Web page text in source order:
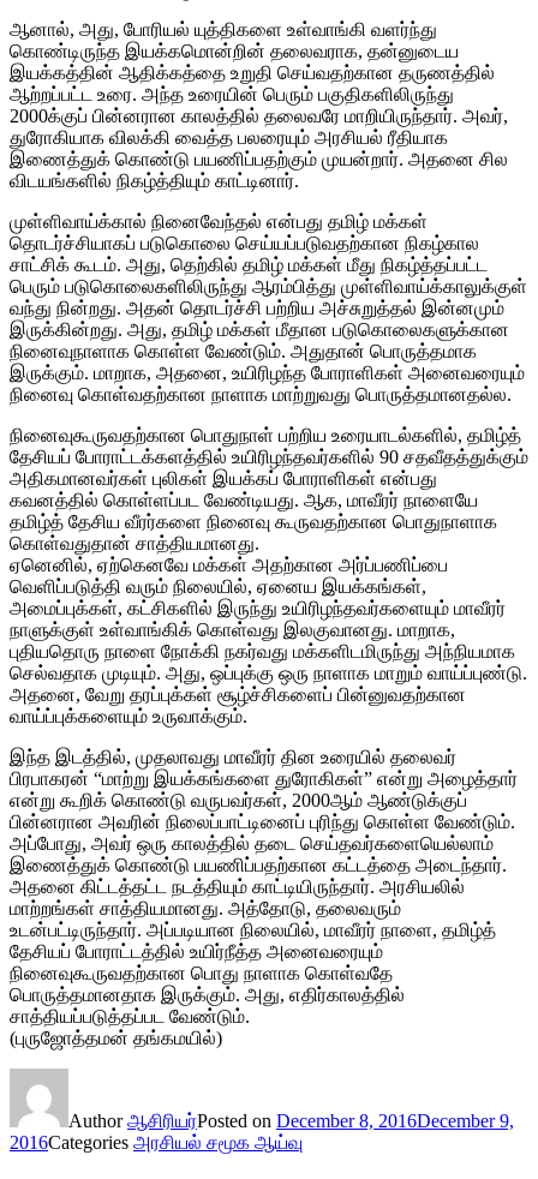
ஆனால், அது, போரியல் யுத்திகளை உள்வாங்கி வளர்ந்து
கொண்டிருந்த இயக்கமொன்றின் தலைவராக, தன்னுடைய
இயக்கத்தின் ஆதிக்கத்தை உறுதி செய்வதற்கான தருணத்தில்
ஆற்றப்பட்ட உரை. அந்த உரையின் பெரும் பகுதிகளிலிருந்து
2000க்குப் பின்னரான காலத்தில் தலைவரே மாறியிருந்தார். அவர்,
துரோகியாக விலக்கி வைத்த பலரையும் அரசியல் ரீதியாக
இணைத்துக் கொண்டு பயணிப்பதற்கும் முயன்றார். அதனை சில
விடயங்களில் நிகழ்த்தியும் காட்டினார்.
முள்ளிவாய்க்கால் நினைவேந்தல் என்பது தமிழ் மக்கள்
தொடர்ச்சியாகப் படுகொலை செய்யப்படுவதற்கான நிகழ்கால
சாட்சிக் கூடம். அது, தெற்கில் தமிழ் மக்கள் மீது நிகழ்த்தப்பட்ட
பெரும் படுகொலைகளிலிருந்து ஆரம்பித்து முள்ளிவாய்க்காலுக்குள்
வந்து நின்றது. அதன் தொடர்ச்சி பற்றிய அச்சுறுத்தல் இன்னமும்
இருக்கின்றது. அது, தமிழ் மக்கள் மீதான படுகொலைகளுக்கான
நினைவுநாளாக கொள்ள வேண்டும். அதுதான் பொருத்தமாக
இருக்கும். மாறாக, அதனை, உயிரிழந்த போராளிகள் அனைவரையும்
நினைவு கொள்வதற்கான நாளாக மாற்றுவது பொருத்தமானதல்ல.
நினைவுகூருவதற்கான பொதுநாள் பற்றிய உரையாடல்களில், தமிழ்த்
தேசியப் போராட்டக்களத்தில் உயிரிழந்தவர்களில் 90 சதவீதத்துக்கும்
அதிகமானவர்கள் புலிகள் இயக்கப் போராளிகள் என்பது
கவனத்தில் கொள்ளப்பட வேண்டியது. ஆக, மாவீரர் நாளையே
தமிழ்த் தேசிய வீரர்களை நினைவு கூருவதற்கான பொதுநாளாக
கொள்வதுதான் சாத்தியமானது.
ஏனெனில், ஏற்கெனவே மக்கள் அதற்கான அர்ப்பணிப்பை
வெளிப்படுத்தி வரும் நிலையில், ஏனைய இயக்கங்கள்,
அமைப்புக்கள், கட்சிகளில் இருந்து உயிரிழந்தவர்களையும் மாவீரர்
நாளுக்குள் உள்வாங்கிக் கொள்வது இலகுவானது. மாறாக,
புதியதொரு நாளை நோக்கி நகர்வது மக்களிடமிருந்து அந்நியமாக
செல்வதாக முடியும். அது, ஒப்புக்கு ஒரு நாளாக மாறும் வாய்ப்புண்டு.
அதனை, வேறு தரப்புக்கள் சூழ்ச்சிகளைப் பின்னுவதற்கான
வாய்ப்புக்களையும் உருவாக்கும்.
இந்த இடத்தில், முதலாவது மாவீரர் தின உரையில் தலைவர்
பிரபாகரன் “மாற்று இயக்கங்களை துரோகிகள்” என்று அழைத்தார்
என்று கூறிக் கொண்டு வருபவர்கள், 2000ஆம் ஆண்டுக்குப்
பின்னரான அவரின் நிலைப்பாட்டினைப் புரிந்து கொள்ள வேண்டும்.
அப்போது, அவர் ஒரு காலத்தில் தடை செய்தவர்களையெல்லாம்
இணைத்துக் கொண்டு பயணிப்பதற்கான கட்டத்தை அடைந்தார்.
அதனை கிட்டத்தட்ட நடத்தியும் காட்டியிருந்தார். அரசியலில்
மாற்றங்கள் சாத்தியமானது. அத்தோடு, தலைவரும்
உடன்பட்டிருந்தார். அப்படியான நிலையில், மாவீரர் நாளை, தமிழ்த்
தேசியப் போராட்டத்தில் உயிர்நீத்த அனைவரையும்
நினைவுகூருவதற்கான பொது நாளாக கொள்வதே
பொருத்தமானதாக இருக்கும். அது, எதிர்காலத்தில்
சாத்தியப்படுத்தப்பட வேண்டும்.
(புருஜோத்தமன் தங்கமயில்)
Authorஆசிரியர்Posted on December 8, 2016December 9,
2016Categories அரசியல் சமூக ஆய்வு